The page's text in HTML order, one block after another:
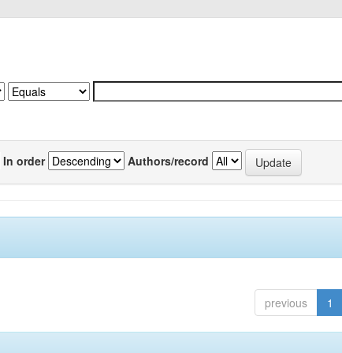
In order Authors/record
previous 1